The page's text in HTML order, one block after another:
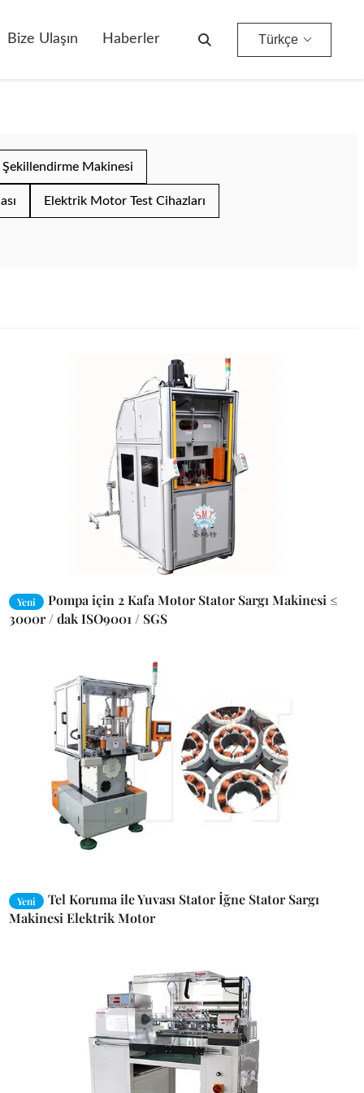
Bize Ulaşın Haberler Türkçe
Şekillendirme Makinesi
Elektrik Motor Test Cihazları
Yeni
Pompa için 2 Kafa Motor Stator Sargı Makinesi ≤
3000r / dak ISO9001 / SGS
Yeni
Tel Koruma ile Yuvası Stator İğne Stator Sargı
Makinesi Elektrik Motor